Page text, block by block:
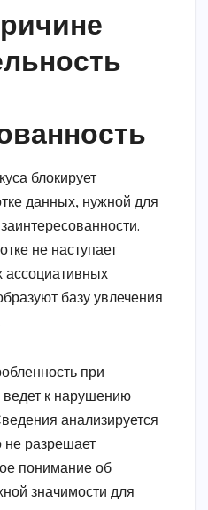
блокирует
данных, нужной для
не наступает
базу увлечения
при
к нарушению
анализируется
не разрешает
понимание об
значимости для